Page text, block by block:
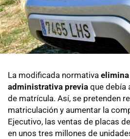
La modificada normativa
administrativa previa que debía
de matrícula. Así, se pretenden
matriculación y aumentar la
Ejecutivo, las ventas de placas
en unos tres millones de